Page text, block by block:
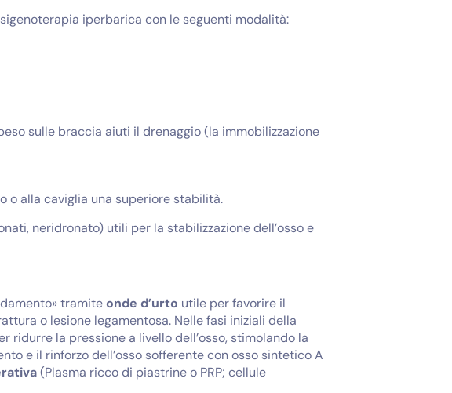
iperbarica con le seguenti modalità:
sulle braccia aiuti il drenaggio (la immobilizzazione
o alla caviglia una superiore stabilità.
neridronato) utili per la stabilizzazione dell’osso e
tramite onde d’urto utile per favorire il
o lesione legamentosa. Nelle fasi iniziali della
ridurre la pressione a livello dell’osso, stimolando la
e il rinforzo dell’osso sofferente con osso sintetico A
(Plasma ricco di piastrine o PRP; cellule